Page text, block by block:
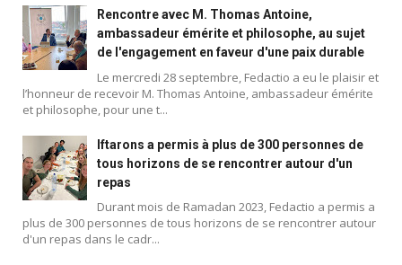
Rencontre avec M. Thomas Antoine,
ambassadeur émérite et philosophe, au sujet
de l'engagement en faveur d'une paix durable
Le mercredi 28 septembre, Fedactio a eu le plaisir et
l’honneur de recevoir M. Thomas Antoine, ambassadeur émérite
et philosophe, pour une t...
Iftarons a permis à plus de 300 personnes de
tous horizons de se rencontrer autour d'un
repas
Durant mois de Ramadan 2023, Fedactio a permis a
plus de 300 personnes de tous horizons de se rencontrer autour
d'un repas dans le cadr...